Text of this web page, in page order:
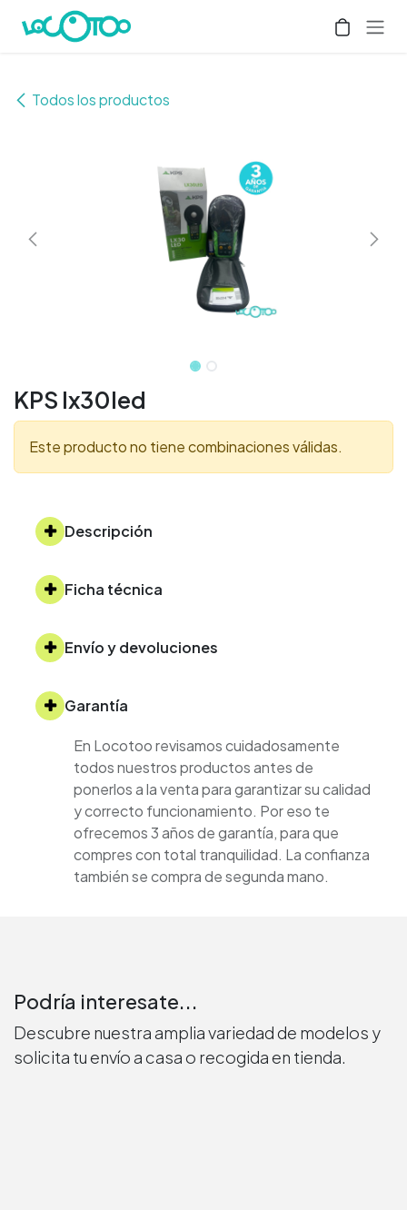
Ir al contenido
Todos los productos
KPS lx30led
Este producto no tiene combinaciones válidas.
Descripción
Ficha técnica
Envío y devoluciones
Garantía
En Locotoo revisamos cuidadosamente
todos nuestros productos antes de
ponerlos a la venta para garantizar su calidad
y correcto funcionamiento. Por eso te
ofrecemos 3 años de garantía, para que
compres con total tranquilidad. La confianza
también se compra de segunda mano.
Podría interesate...
Descubre nuestra amplia variedad de modelos y
solicita tu envío a casa o recogida en tienda.